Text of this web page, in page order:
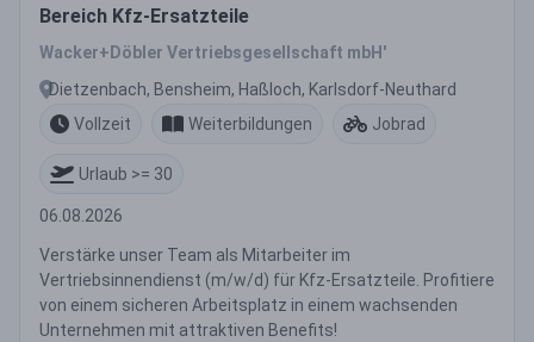
Bereich Kfz-Ersatzteile
Wacker+Döbler Vertriebsgesellschaft mbH'
Dietzenbach, Bensheim, Haßloch, Karlsdorf-Neuthard
Vollzeit
Weiterbildungen Jobrad
Urlaub >= 30
06.08.2026
Verstärke unser Team als Mitarbeiter im
Vertriebsinnendienst (m/w/d) für Kfz-Ersatzteile. Profitiere
von einem sicheren Arbeitsplatz in einem wachsenden
Unternehmen mit attraktiven Benefits!